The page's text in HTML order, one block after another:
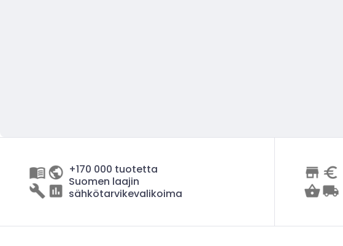
+170 000 tuotetta
Suomen laajin
sähkötarvikevalikoima